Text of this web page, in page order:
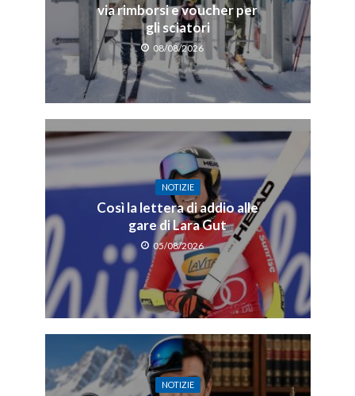
via rimborsi e voucher per
gli sciatori
08/08/2026
NOTIZIE
Così la lettera di addio alle
gare di Lara Gut
05/08/2026
NOTIZIE